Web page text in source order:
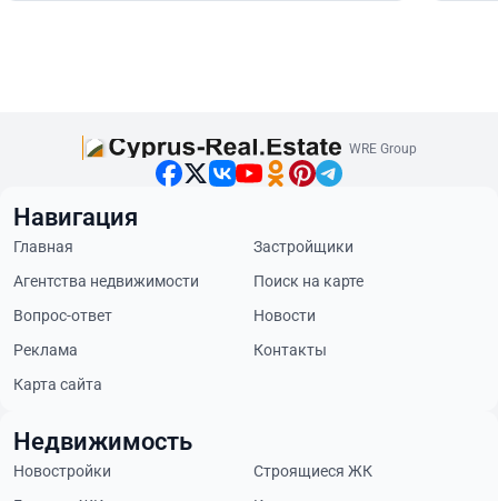
WRE Group
Навигация
Главная
Застройщики
Агентства недвижимости
Поиск на карте
Вопрос-ответ
Новости
Реклама
Контакты
Карта сайта
Недвижимость
Новостройки
Строящиеся ЖК